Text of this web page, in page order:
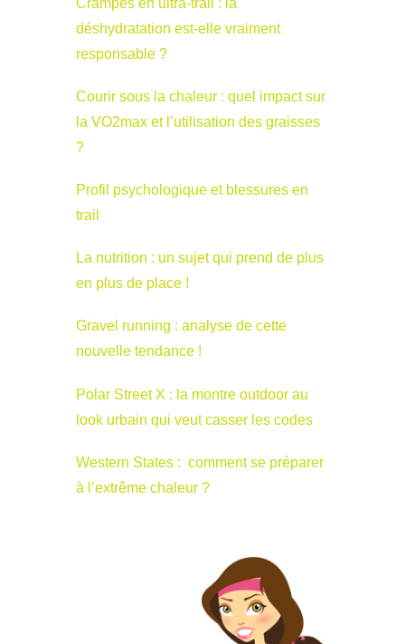
déshydratation est-elle vraiment
responsable ?
Courir sous la chaleur : quel impact sur
la VO2max et l’utilisation des graisses
?
Profil psychologique et blessures en
trail
La nutrition : un sujet qui prend de plus
en plus de place !
Gravel running : analyse de cette
nouvelle tendance !
Polar Street X : la montre outdoor au
look urbain qui veut casser les codes
Western States : comment se préparer
à l’extrême chaleur ?